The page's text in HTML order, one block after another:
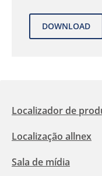
Localizador de
Localização allnex
Sala de mídia